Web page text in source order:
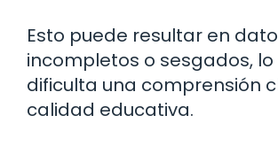
Esto puede resultar en
incompletos o sesgados, lo
dificulta una comprensión
calidad educativa.